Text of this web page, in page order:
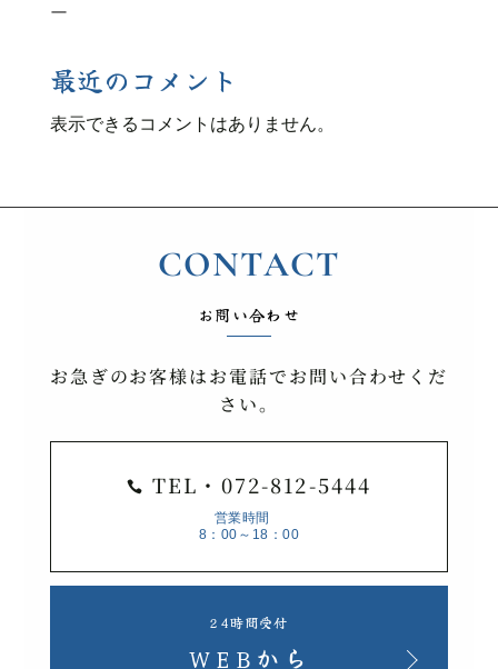
ー
最近のコメント
表示できるコメントはありません。
CONTACT
お問い合わせ
お急ぎのお客様はお電話でお問い合わせくだ
さい。
営業時間
8：00～18：00
 TEL・072-812-5444
WEBから
24時間受付